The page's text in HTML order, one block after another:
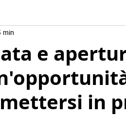
Enasarco covid-19 bio
e
in
min